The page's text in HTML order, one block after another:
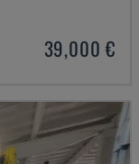
39,000 €